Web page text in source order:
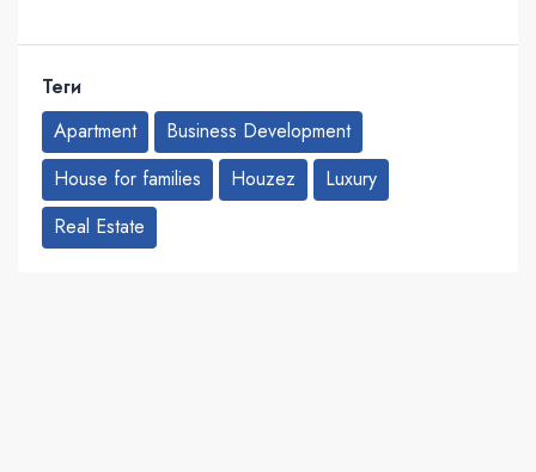
Теги
Apartment
Business Development
House for families
Houzez
Luxury
Real Estate